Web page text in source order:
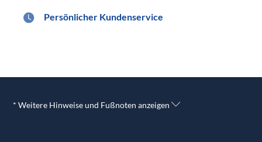
Persönlicher Kundenservice
* Weitere Hinweise und Fußnoten anzeigen